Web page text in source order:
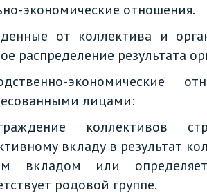
экономические отношения.
от коллектива и
распределение результата
лицами:
коллективов
вкладу в результат
вкладом или
родовой группе.